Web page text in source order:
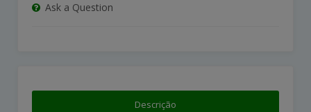
Ask a Question
Descrição